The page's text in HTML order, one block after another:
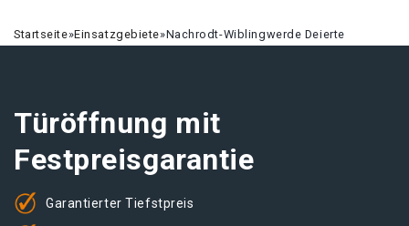
Startseite»Einsatzgebiete»Nachrodt-Wiblingwerde Deierte
Türöffnung mit
Festpreisgarantie
Garantierter Tiefstpreis